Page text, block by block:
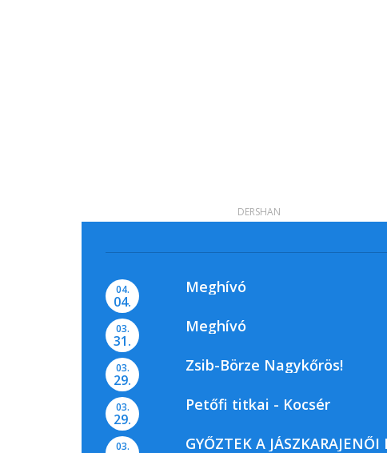
04.
04.
Meghívó
03.
31.
Meghívó
03.
29.
Zsib-Börze Nagykőrös!
03.
29.
Petőfi titkai - Kocsér
03. GYŐZTEK A JÁSZKARAJENŐI
DERSHAN